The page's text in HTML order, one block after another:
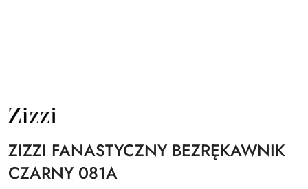
NAZWA
PRODUCENTA:
ZIZZI FANASTYCZNY BEZRĘKAWNIK
CZARNY 081A